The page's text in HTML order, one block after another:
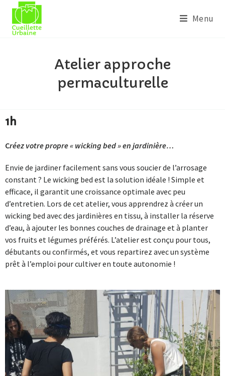
Menu
Atelier approche
permaculturelle
1h
Créez votre propre « wicking bed » en jardinière…
Envie de jardiner facilement sans vous soucier de l’arrosage
constant ? Le wicking bed est la solution idéale ! Simple et
efficace, il garantit une croissance optimale avec peu
d’entretien. Lors de cet atelier, vous apprendrez à créer un
wicking bed avec des jardinières en tissu, à installer la réserve
d’eau, à ajouter les bonnes couches de drainage et à planter
vos fruits et légumes préférés. L’atelier est conçu pour tous,
débutants ou confirmés, et vous repartirez avec un système
prêt à l’emploi pour cultiver en toute autonomie !